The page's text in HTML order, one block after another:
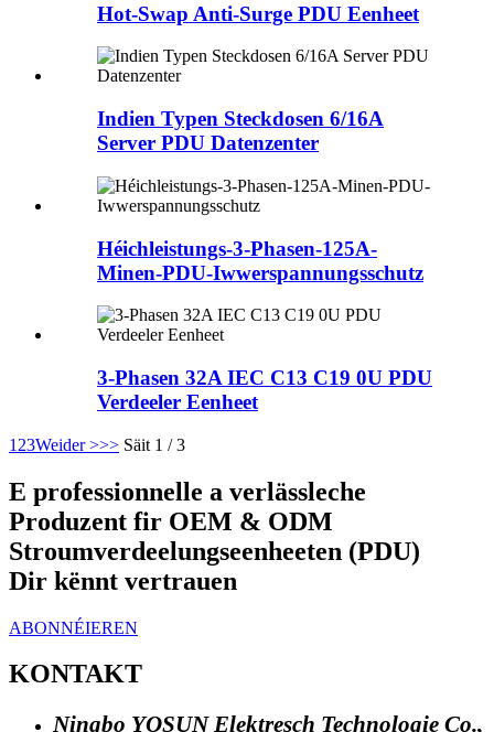
Hot-Swap Anti-Surge PDU Eenheet
Indien Typen Steckdosen 6/16A
Server PDU Datenzenter
Héichleistungs-3-Phasen-125A-
Minen-PDU-Iwwerspannungsschutz
3-Phasen 32A IEC C13 C19 0U PDU
Verdeeler Eenheet
1 23Weider >>> Säit 1 / 3
E professionnelle a verlässleche
Produzent fir OEM & ODM
Stroumverdeelungseenheeten (PDU)
Dir kënnt vertrauen
ABONNÉIEREN
KONTAKT
Ningbo YOSUN Elektresch Technologie Co.,